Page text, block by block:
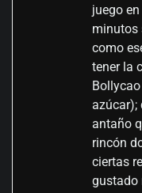
juego
minutos
como
tener la
azúcar);
antaño
rincón
ciertas
gustado